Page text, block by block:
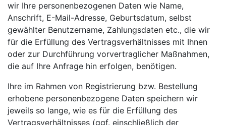
wir Ihre personenbezogenen Daten wie Name,
Anschrift, E-Mail-Adresse, Geburtsdatum, selbst
gewählter Benutzername, Zahlungsdaten etc., die wir
für die Erfüllung des Vertragsverhältnisses mit Ihnen
oder zur Durchführung vorvertraglicher Maßnahmen,
die auf Ihre Anfrage hin erfolgen, benötigen.
Ihre im Rahmen von Registrierung bzw. Bestellung
erhobene personenbezogene Daten speichern wir
jeweils so lange, wie es für die Erfüllung des
Vertragsverhältnisses (ggf. einschließlich der